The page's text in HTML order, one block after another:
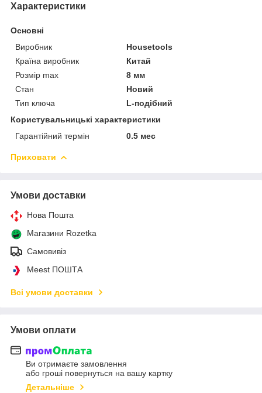
Характеристики
Основні
Виробник
Housetools
Країна виробник
Китай
Розмір max
8 мм
Стан
Новий
Тип ключа
L-подібний
Користувальницькі характеристики
Гарантійний термін
0.5 мес
Приховати
Умови доставки
Нова Пошта
Магазини Rozetka
Самовивіз
Meest ПОШТА
Всі умови доставки
Умови оплати
Ви отримаєте замовлення
або гроші повернуться на вашу картку
Детальніше